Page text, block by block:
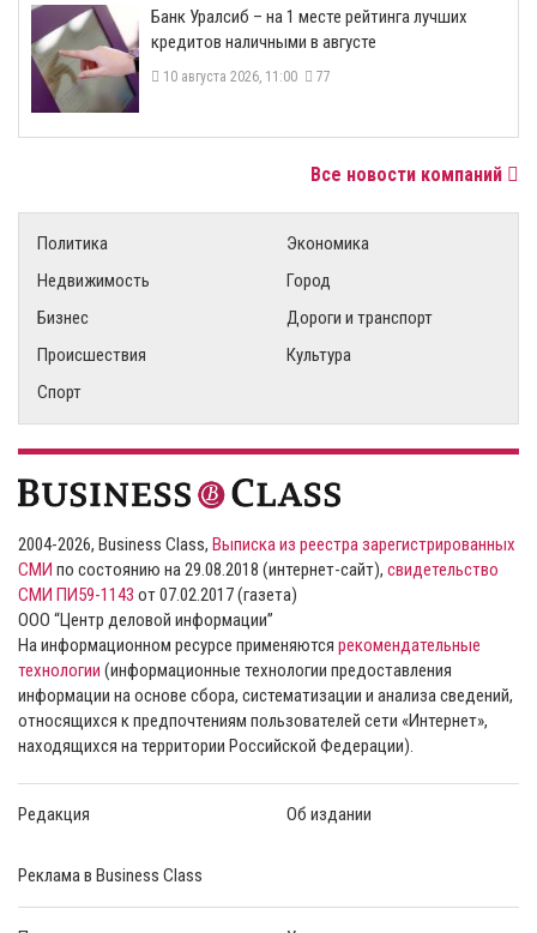
Банк Уралсиб – на 1 месте рейтинга лучших
кредитов наличными в августе
10 августа 2026, 11:00 77
Все новости компаний
Политика
Экономика
Недвижимость
Город
Бизнес
Дороги и транспорт
Происшествия
Культура
Спорт
2004-2026, Business Class, Выписка из реестра зарегистрированных
СМИ по состоянию на 29.08.2018 (интернет-сайт), свидетельство
СМИ ПИ59-1143 от 07.02.2017 (газета)
ООО “Центр деловой информации”
На информационном ресурсе применяются рекомендательные
технологии (информационные технологии предоставления
информации на основе сбора, систематизации и анализа сведений,
относящихся к предпочтениям пользователей сети «Интернет»,
находящихся на территории Российской Федерации).
Редакция Об издании
Реклама в Business Class